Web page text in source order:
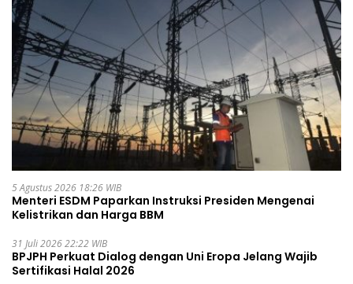
5 Agustus 2026 18:26 WIB
Menteri ESDM Paparkan Instruksi Presiden Mengenai
Kelistrikan dan Harga BBM
31 Juli 2026 22:22 WIB
BPJPH Perkuat Dialog dengan Uni Eropa Jelang Wajib
Sertifikasi Halal 2026